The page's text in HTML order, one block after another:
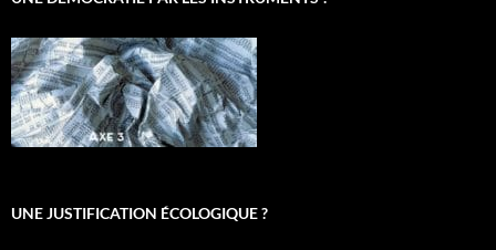
UNE JUSTIFICATION ÉCOLOGIQUE ?